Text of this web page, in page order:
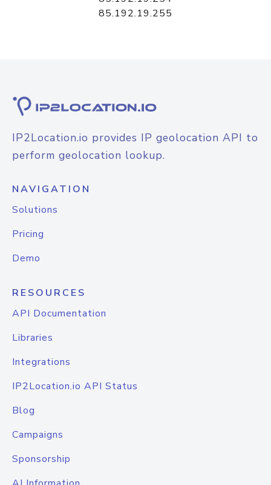
85.192.19.255
IP2Location.io provides IP geolocation API to
perform geolocation lookup.
NAVIGATION
Solutions
Pricing
Demo
RESOURCES
API Documentation
Libraries
Integrations
IP2Location.io API Status
Blog
Campaigns
Sponsorship